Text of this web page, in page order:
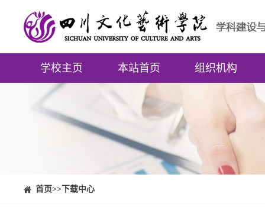
本站首页 组织机构
学校主页
⠀⠀首页>>下载中心